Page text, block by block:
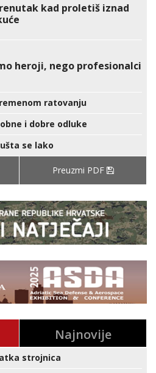
kad proletiš iznad
heroji, nego profesionalci
ratovanju
i dobre odluke
se lako
Preuzmi PDF
Najnovije
strojnica